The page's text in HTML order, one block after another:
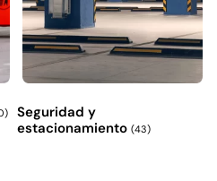
Seguridad y
estacionamiento (43)